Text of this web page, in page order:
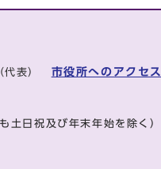
表） 市役所へのアクセス
土日祝及び年末年始を除く）